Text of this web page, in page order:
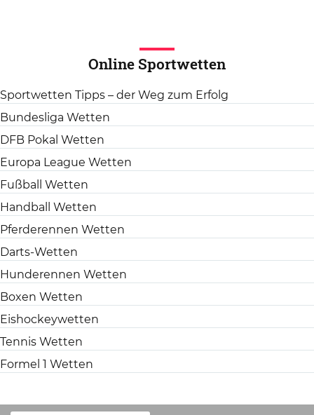
Online Sportwetten
Sportwetten Tipps – der Weg zum Erfolg
Bundesliga Wetten
DFB Pokal Wetten
Europa League Wetten
Fußball Wetten
Handball Wetten
Pferderennen Wetten
Darts-Wetten
Hunderennen Wetten
Boxen Wetten
Eishockeywetten
Tennis Wetten
Formel 1 Wetten